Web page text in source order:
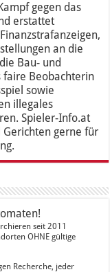
gegen das
erstattet
an die
Bau- und
faire Beobachterin
sowie
illegales
Spieler-Info.at
Gerichten gerne für
seit 2011
OHNE gültige
Recherche, jeder